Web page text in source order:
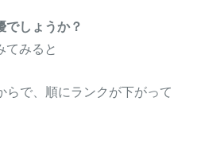
でしょうか？
てみると
、順にランクが下がって